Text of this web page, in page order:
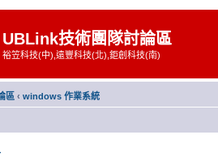
UBLink技術團隊討論區
裕笠科技(中),遠豐科技(北),鉅創科技(南)
區 ‹ windows 作業系統